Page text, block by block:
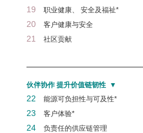
19 职业健康、 安全及福祉*
20 客户健康与安全
21 社区贡献
伙伴协作 提升价值链韧性
22 能源可负担性与可及性*
23 客户体验*
24 负责任的供应链管理